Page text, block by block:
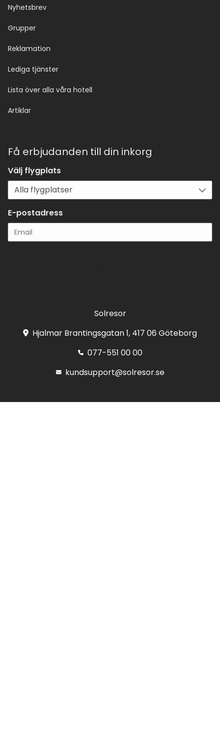
Nyhetsbrev
Grupper
Reklamation
Lediga tjänster
Lista över alla våra hotell
Artiklar
Få erbjudanden till din inkorg
Välj flygplats
E-postadress
Solresor
Hjalmar Brantingsgatan 1, 417 06 Göteborg
077-551 00 00
kundsupport@solresor.se